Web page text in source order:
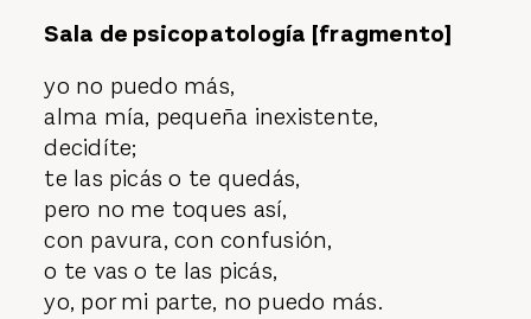
Sala de psicopatología [fragmento]
yo no puedo más,
alma mía, pequeña inexistente,
decidíte;
te las picás o te quedás,
pero no me toques así,
con pavura, con confusión,
o te vas o te las picás,
yo, por mi parte, no puedo más.